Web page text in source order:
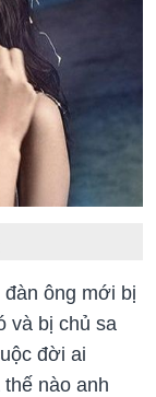
ông mới bị
và bị chủ sa
đời ai
nào anh